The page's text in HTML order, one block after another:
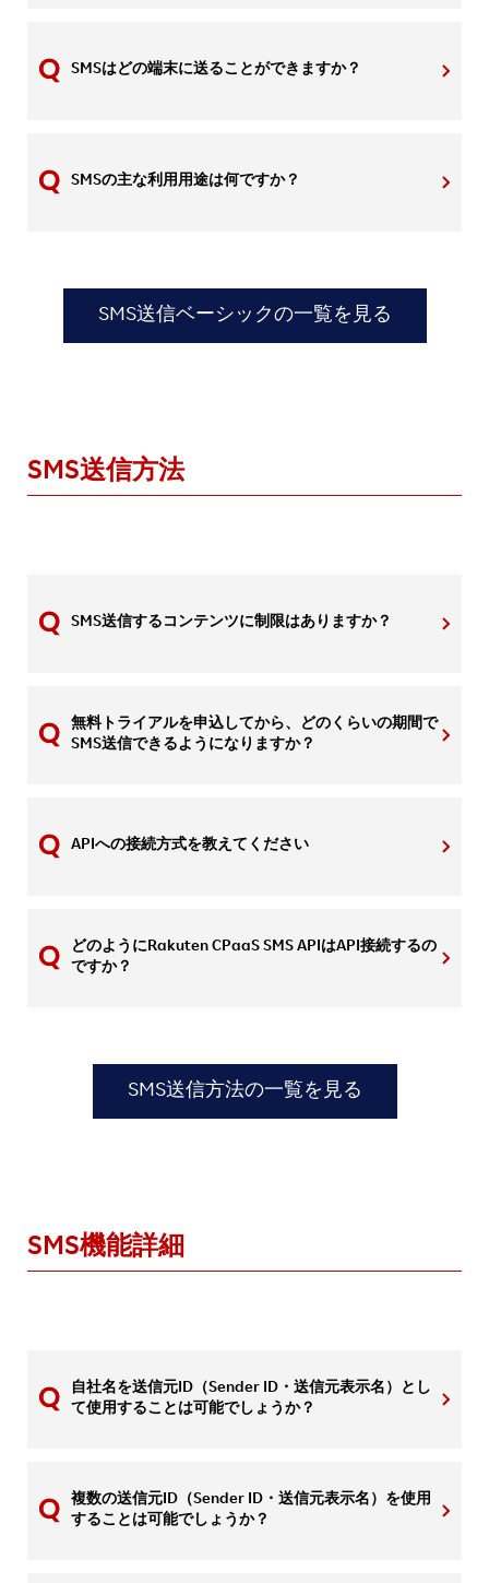
SMSはどの端末に送ることができますか？
SMSの主な利用用途は何ですか？
SMS送信ベーシックの一覧を見る
SMS送信方法
SMS送信するコンテンツに制限はありますか？
無料トライアルを申込してから、どのくらいの期間で
SMS送信できるようになりますか？
APIへの接続方式を教えてください
どのようにRakuten CPaaS SMS APIはAPI接続するの
ですか？
SMS送信方法の一覧を見る
SMS機能詳細
自社名を送信元ID（Sender ID・送信元表示名）とし
て使用することは可能でしょうか？
複数の送信元ID（Sender ID・送信元表示名）を使用
することは可能でしょうか？